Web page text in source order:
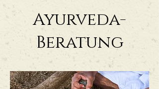
Ayurveda-
Beratung